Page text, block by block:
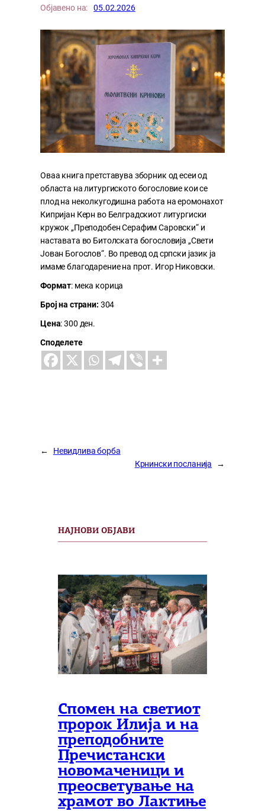
Објавено на: 05.02.2026
Оваа книга претставува зборник од есеи од
областа на литургиското богословие кои се
плод на неколкугодишна работа на еромонахот
Кипријан Керн во Белградскиот литургиски
кружок „Преподобен Серафим Саровски“ и
наставата во Битолската богословија „Свети
Јован Богослов“. Во превод од српски јазик ја
имаме благодарение на прот. Игор Никовски.
Формат: мека корица
Број на страни: 304
Цена: 300 ден.
Споделете
←
Невидлива борба
Крнински посланија
→
НАЈНОВИ ОБЈАВИ
Спомен на светиот
пророк Илија и на
преподобните
Пречистански
новомаченици и
преосветување на
храмот во Лактиње